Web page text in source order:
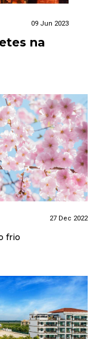
09 Jun 2023
na
27 Dec 2022
frio